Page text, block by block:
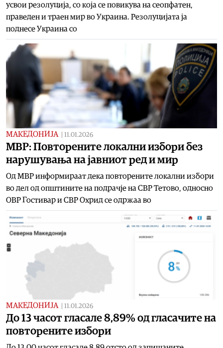
усвои резолуција, со која се повикува на сеопфатен,
праведен и траен мир во Украина. Резолуцијата ја
поднесе Украина со
МАКЕДОНИЈА 11.01.2026
МВР: Повторените локални избори без
нарушувања на јавниот ред и мир
Од МВР информираат дека повторените локални избори
во дел од општините на подрачје на СВР Тетово, односно
ОВР Гостивар и СВР Охрид се одржаа во
МАКЕДОНИЈА 11.01.2026
До 13 часот гласале 8,89% од гласачите на
повторените избори